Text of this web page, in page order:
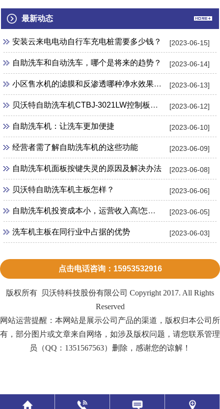
最新动态
[2023-06-15]
安装云来电电动自行车充电桩需要多少钱？
[2023-06-14]
自助洗车和自动洗车，哪个是将来的趋势？
[2023-06-13]
小区售水机的滤膜和反渗透哪种净水效果更好？
[2023-06-12]
贝沃特自助洗车机CTBJ-3021LW控制板怎么样？
[2023-06-10]
自助洗车机：让洗车更加便捷
[2023-06-09]
经营者需了解自助洗车机的这些功能
[2023-06-08]
自助洗车机面板按键失灵的原因及解决办法
[2023-06-06]
贝沃特自助洗车机主板怎样？
[2023-06-05]
自助洗车机投资成本小，运营收入高!怎么加盟？
[2023-06-03]
洗车机主板在同行业中占据的优势
点击电话咨询：15953532916
版权所有 贝沃特科技股份有限公司 Copyright 2017. All Rights
Reserved
网站运营提醒：本网站是展示公司产品的渠道，版权归本公司所
有，部分图片或文章来自网络，如涉及版权问题，请您联系管理
员（QQ：1351567563）删除，感谢您的谅解！